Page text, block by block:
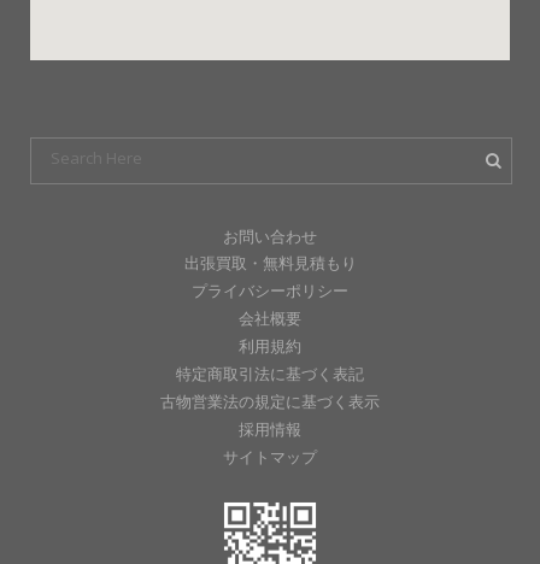
お問い合わせ
出張買取・無料見積もり
プライバシーポリシー
会社概要
利用規約
特定商取引法に基づく表記
古物営業法の規定に基づく表示
採用情報
サイトマップ